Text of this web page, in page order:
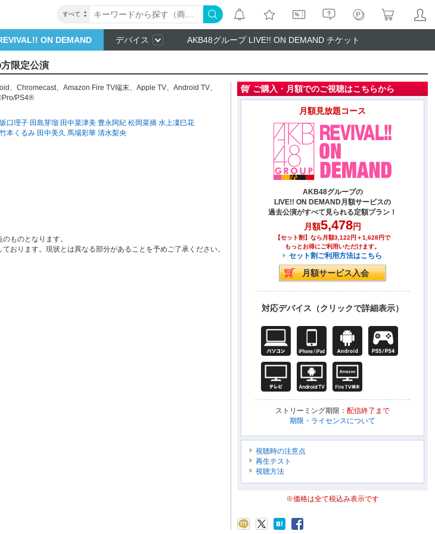
すべて
ON DEMAND デバイス AKB48グループ LIVE!! ON DEMAND チケット
限定公演
、 Chromecast、 Amazon Fire TV端末、 Apple TV、 Android TV、
PS4®
坂口理子 田島芽瑠 田中菜津美 豊永阿紀 松岡菜摘 水上凜巳花
竹本くるみ 田中美久 馬場彩華 清水梨央
ものとなります。
おります。現状とは異なる部分があることを予めご了承ください。
ご購入・月額でのご視聴はこちらから
月額見放題コース
AKB48グループの
LIVE!! ON DEMAND月額サービスの
過去公演がすべて見られる定額プラン！
月額5,478円
【セット割】なら月額3,122円＋1,628円で
もっとお得にご利用いただけます。
セット割ご利用方法はこちら
対応デバイス（クリックで詳細表示）
ストリーミング期限： 配信終了まで
期限・ライセンスについて
視聴時の注意点
再生テスト
視聴方法
※価格は全て税込み表示です